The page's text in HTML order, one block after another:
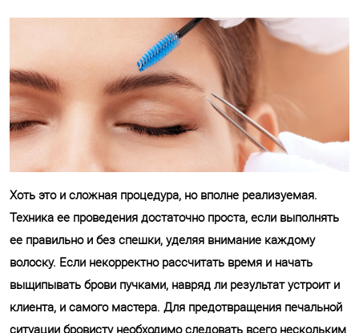
Хоть это и сложная процедура, но вполне реализуемая.
Техника ее проведения достаточно проста, если выполнять
ее правильно и без спешки, уделяя внимание каждому
волоску. Если некорректно рассчитать время и начать
выщипывать брови пучками, навряд ли результат устроит и
клиента, и самого мастера. Для предотвращения печальной
ситуации бровисту необходимо следовать всего нескольким